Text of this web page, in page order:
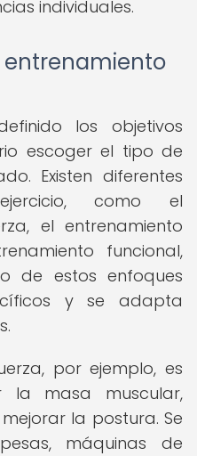
individuales.
entrenamiento
los objetivos
escoger el tipo de
Existen diferentes
como el
el entrenamiento
funcional,
de estos enfoques
y se adapta
por ejemplo, es
la masa muscular,
la postura. Se
máquinas de